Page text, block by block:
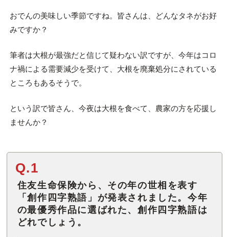
おでんの美味しい季節ですね。皆さんは、どんなタネがお好
みですか？
筆者は大根が最強だと信じて疑わない訳ですが、今年はコロ
ナ禍による需要減少を受けて、大根を廃棄処分にされている
ところもあるそうで。
という訳で皆さん、今夜は大根を食べて、農家の方を応援し
ませんか？
Q.1
住友生命保険から、その年の世相を表す
「創作四字熟語」が発表されました。今年
の最優秀作品に選ばれた、創作四字熟語は
どれでしょう。